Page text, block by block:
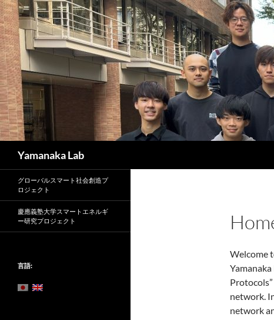
Skip
to
content
Yamanaka Lab
Welcome
network.
network
グローバルスマート社会創造プ
ロジェクト
慶應義塾大学スマートエネルギ
ー研究プロジェクト
言語: